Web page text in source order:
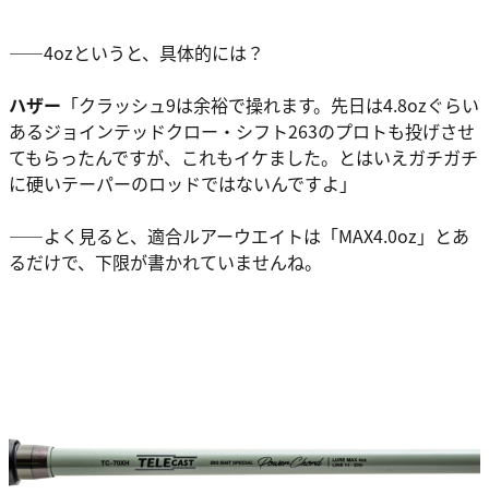
――4ozというと、具体的には？
ハザー 「クラッシュ9は余裕で操れます。先日は4.8ozぐらい
あるジョインテッドクロー・シフト263のプロトも投げさせ
てもらったんですが、これもイケました。とはいえガチガチ
に硬いテーパーのロッドではないんですよ」
――よく見ると、適合ルアーウエイトは「MAX4.0oz」とあ
るだけで、下限が書かれていませんね。